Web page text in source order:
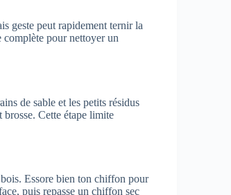
geste peut rapidement ternir la
complète pour nettoyer un
de sable et les petits résidus
Cette étape limite
Essore bien ton chiffon pour
puis repasse un chiffon sec